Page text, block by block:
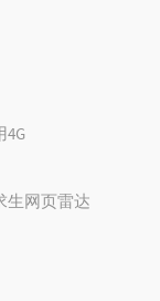
4G
生网页雷达